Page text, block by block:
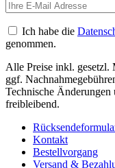
Ich habe die
genommen.
Alle Preise inkl. gesetzl.
ggf.
Technische
freibleibend.
Kontakt
Bestellvorgang
Versand &